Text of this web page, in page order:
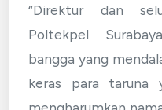
“Direktur dan
Poltekpel
bangga yang
keras para taruna